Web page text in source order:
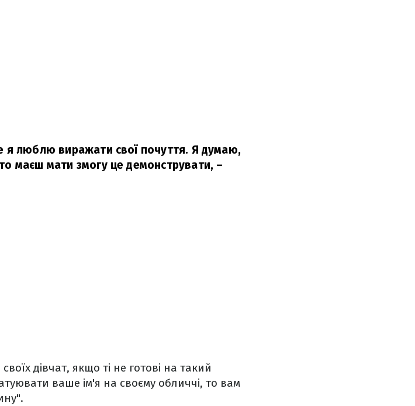
я люблю виражати свої почуття. Я думаю,
маєш мати змогу це демонструвати, –
дівчат, якщо ті не готові на такий
ваше ім'я на своєму обличчі, то вам